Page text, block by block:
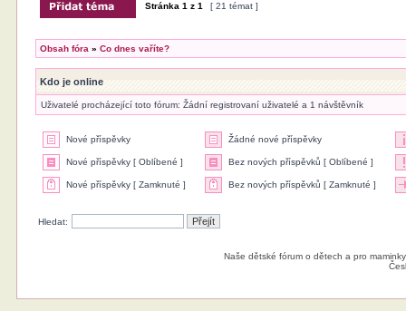
Stránka1 z1 [ 21 témat ]
Obsah fóra »Co dnes vaříte?
Kdo je online
Uživatelé procházející toto fórum: Žádní registrovaní uživatelé a 1 návštěvník
Nové příspěvky Žádné nové příspěvky
Nové příspěvky [ Oblíbené ] Bez nových příspěvků [ Oblíbené ]
Nové příspěvky [ Zamknuté ] Bez nových příspěvků [ Zamknuté ]
Hledat:
Naše dětské fórum o dětech a pro